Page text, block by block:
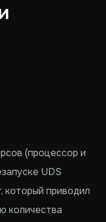
(процессор и
UDS
который приводил
количества